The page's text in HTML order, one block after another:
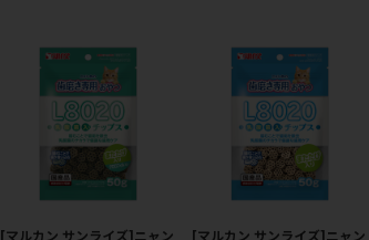
[マルカン サンライズ]ニャン [マルカン サンライズ]ニャン